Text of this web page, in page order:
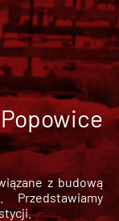
z budową
Przedstawiamy